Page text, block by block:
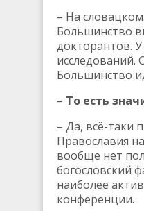
– На
Большинство
докторантов. У
исследований.
Большинство
– То есть
– Да, всё-таки
Православия
вообще нет
богословский
наиболее
конференции.